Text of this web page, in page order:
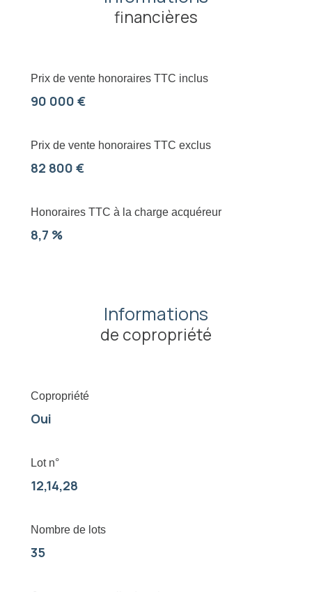
financières
Prix de vente honoraires TTC inclus
90 000 €
Prix de vente honoraires TTC exclus
82 800 €
Honoraires TTC à la charge acquéreur
8,7 %
Informations
de copropriété
Copropriété
Oui
Lot n°
12,14,28
Nombre de lots
35